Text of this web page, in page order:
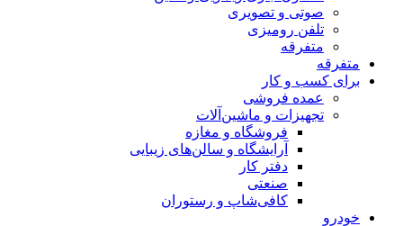
صوتی و تصویری
تلفن رومیزی
متفرقه
متفرقه
برای کسب و کار
عمده فروشی
تجهیزات و ماشین‌آلات
فروشگاه و مغازه
آرایشگاه و سالن‌های زیبایی
دفتر کار
صنعتی
کافی‌شاپ و رستوران
خودرو